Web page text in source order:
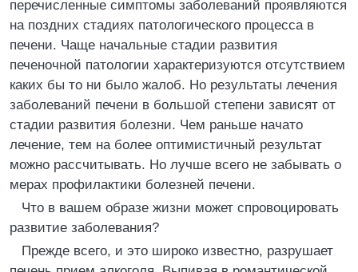
перечисленные симптомы заболеваний проявляются
на поздних стадиях патологического процесса в
печени. Чаще начальные стадии развития
печеночной патологии характеризуются отсутствием
каких бы то ни было жалоб. Но результаты лечения
заболеваний печени в большой степени зависят от
стадии развития болезни. Чем раньше начато
лечение, тем на более оптимистичный результат
можно рассчитывать. Но лучше всего не забывать о
мерах профилактики болезней печени.
Что в вашем образе жизни может спровоцировать
развитие заболевания?
Прежде всего, и это широко известно, разрушает